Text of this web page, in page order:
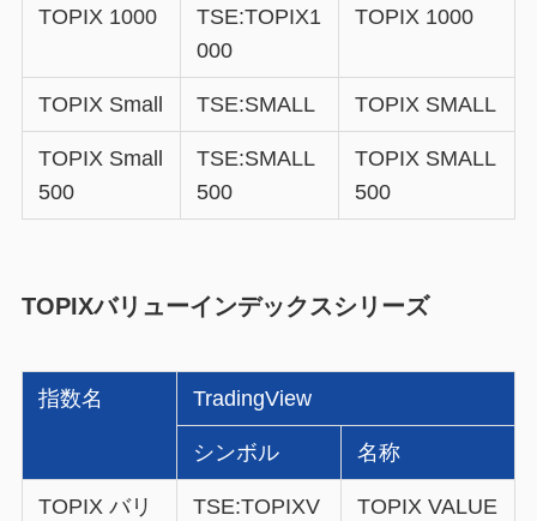
TOPIX 1000
TSE:TOPIX1
000
TOPIX 1000
TOPIX Small TSE:SMALL TOPIX SMALL
TOPIX Small
500
TSE:SMALL
500
TOPIX SMALL
500
TOPIXバリューインデックスシリーズ
指数名 TradingView
シンボル 名称
TOPIX バリ
TSE:TOPIXV
TOPIX VALUE